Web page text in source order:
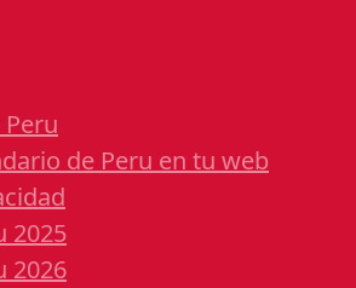
Peru
de Peru en tu web
2025
2026